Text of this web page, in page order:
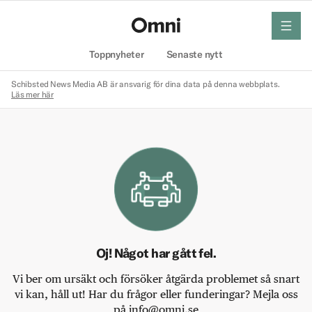
Toppnyheter Senaste nytt
meny
Schibsted News Media AB är ansvarig för dina data på denna webbplats.
Läs mer här
Oj! Något har gått fel.
Vi ber om ursäkt och försöker åtgärda problemet så snart
vi kan, håll ut! Har du frågor eller funderingar? Mejla oss